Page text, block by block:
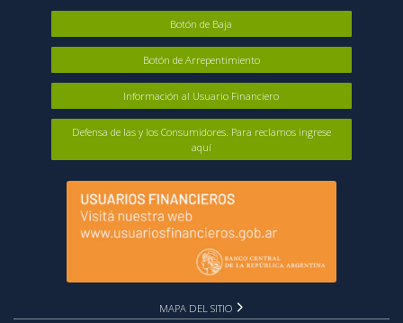
Botón de Baja
Botón de Arrepentimiento
Información al Usuario Financiero
Defensa de las y los Consumidores. Para reclamos ingrese
aquí
MAPA DEL SITIO